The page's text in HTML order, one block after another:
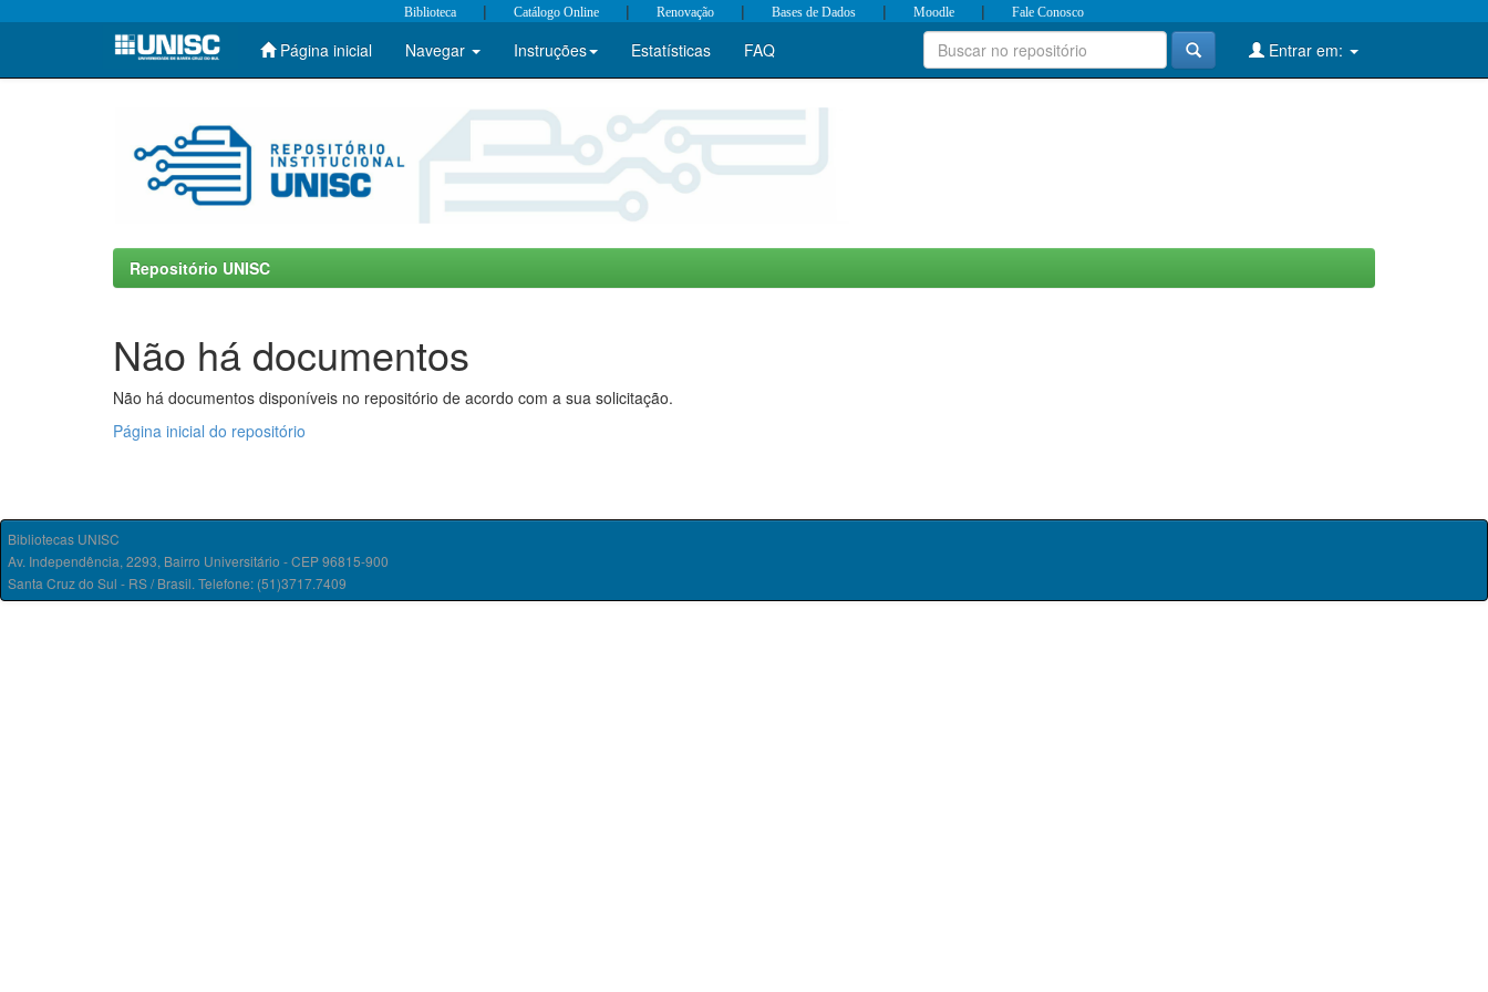
Skip
Biblioteca | Catálogo Online | Renovação | Bases de Dados | Moodle | Fale Conosco
Página inicial Navegar Instruções Estatísticas FAQ Entrar em:
Repositório UNISC
Não há documentos
Não há documentos disponíveis no repositório de acordo com a sua solicitação.
Página inicial do repositório
Bibliotecas UNISC
Av. Independência, 2293, Bairro Universitário - CEP 96815-900
Santa Cruz do Sul - RS / Brasil. Telefone: (51)3717.7409